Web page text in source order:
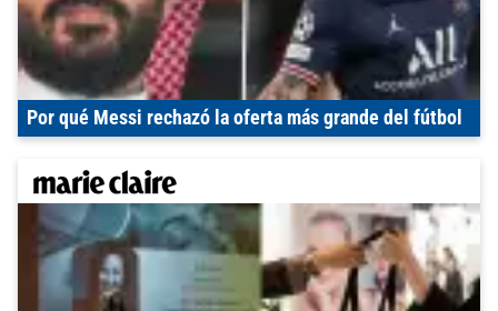
Por qué Messi rechazó la oferta más grande del fútbol